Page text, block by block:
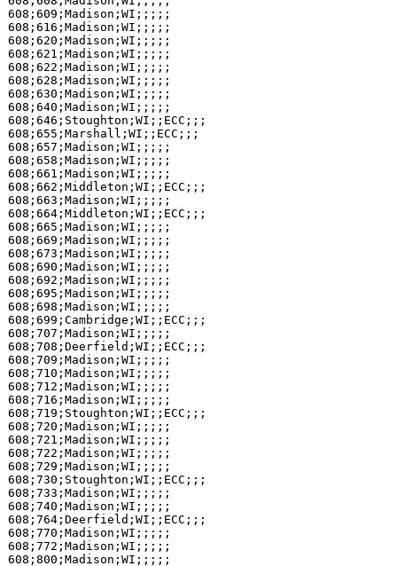
608;609;Madison;WI;;;;;
608;616;Madison;WI;;;;;
608;620;Madison;WI;;;;;
608;621;Madison;WI;;;;;
608;622;Madison;WI;;;;;
608;628;Madison;WI;;;;;
608;630;Madison;WI;;;;;
608;640;Madison;WI;;;;;
608;646;Stoughton;WI;;ECC;;;
608;655;Marshall;WI;;ECC;;;
608;657;Madison;WI;;;;;
608;658;Madison;WI;;;;;
608;661;Madison;WI;;;;;
608;662;Middleton;WI;;ECC;;;
608;663;Madison;WI;;;;;
608;664;Middleton;WI;;ECC;;;
608;665;Madison;WI;;;;;
608;669;Madison;WI;;;;;
608;673;Madison;WI;;;;;
608;690;Madison;WI;;;;;
608;692;Madison;WI;;;;;
608;695;Madison;WI;;;;;
608;698;Madison;WI;;;;;
608;699;Cambridge;WI;;ECC;;;
608;707;Madison;WI;;;;;
608;708;Deerfield;WI;;ECC;;;
608;709;Madison;WI;;;;;
608;710;Madison;WI;;;;;
608;712;Madison;WI;;;;;
608;716;Madison;WI;;;;;
608;719;Stoughton;WI;;ECC;;;
608;720;Madison;WI;;;;;
608;721;Madison;WI;;;;;
608;722;Madison;WI;;;;;
608;729;Madison;WI;;;;;
608;730;Stoughton;WI;;ECC;;;
608;733;Madison;WI;;;;;
608;740;Madison;WI;;;;;
608;764;Deerfield;WI;;ECC;;;
608;770;Madison;WI;;;;;
608;772;Madison;WI;;;;;
608;800;Madison;WI;;;;;